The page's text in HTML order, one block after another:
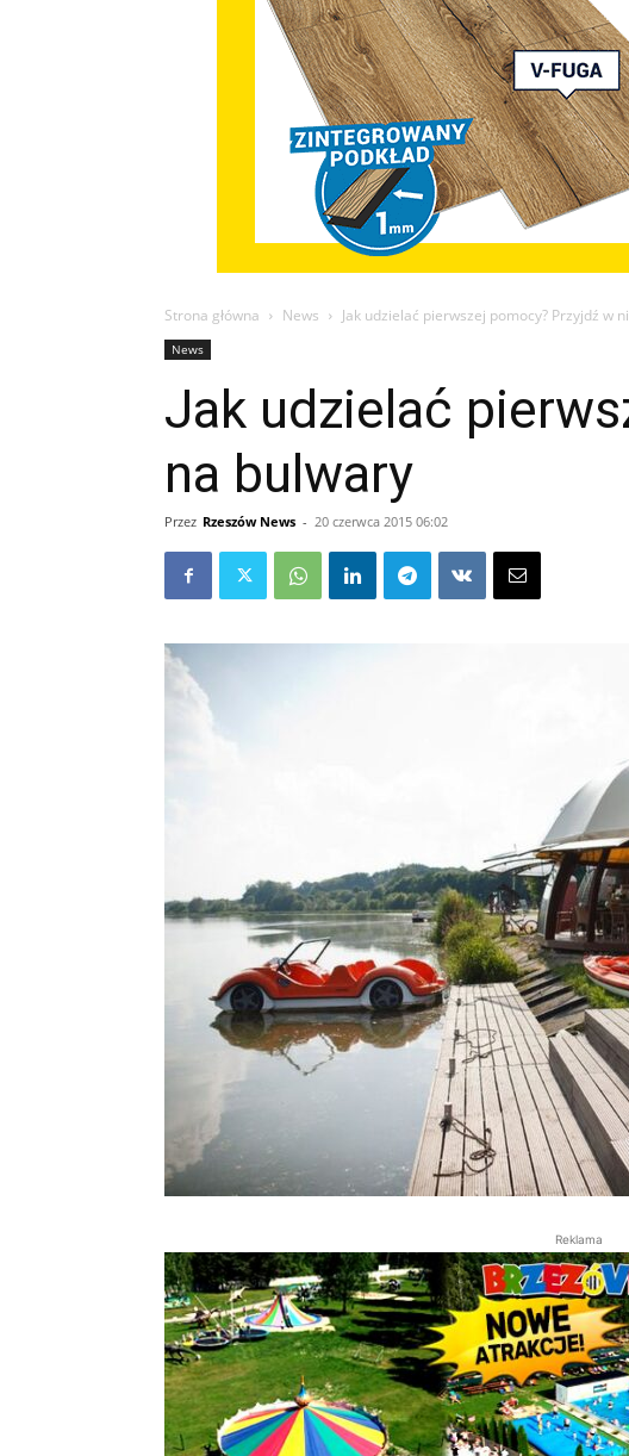
Strona główna News Jak udzielać pierwszej pomocy? Przyjdź w
News
Jak udzielać
na bulwary
Przez Rzeszów News - 20 czerwca 2015 06:02
Reklama